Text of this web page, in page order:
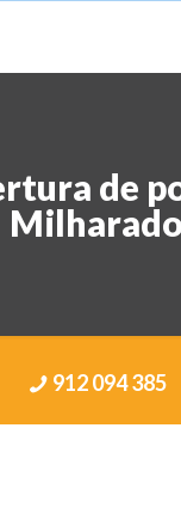
de
Milharado
912 094 385